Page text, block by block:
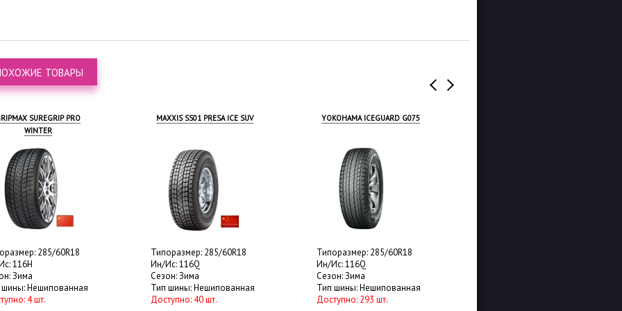
ТОВАРЫ
SUREGRIP PRO
WINTER
285/60R18
116H
Зима
шины: Нешипованная
4 шт.
MAXXIS SS01 PRESA ICE SUV
Типоразмер: 285/60R18
Ин/Ис: 116Q
Сезон: Зима
Тип шины: Нешипованная
Доступно: 40 шт.
YOKOHAMA ICEGUARD G075
Типоразмер: 285/60R18
Ин/Ис: 116Q
Сезон: Зима
Тип шины: Нешипованная
Доступно: 293 шт.